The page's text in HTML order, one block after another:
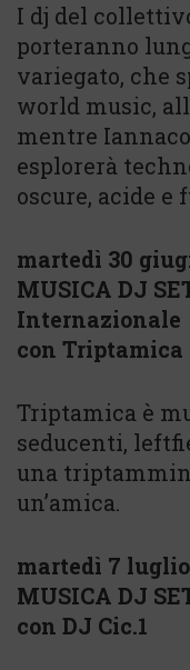
I dj del
porteranno
variegato, che
world music,
mentre
esplorerà
oscure, acide e
martedì 30
MUSICA DJ
Internazionale
con Triptamica
Triptamica è
seducenti,
una
un’amica.
martedì 7
MUSICA DJ
con DJ Cic.1